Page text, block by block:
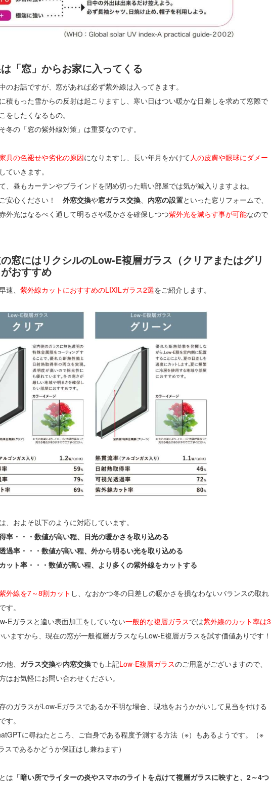
「窓」からお家に入ってくる
のお話ですが、窓があれば必ず紫外線は入ってきます。
積もった雪からの反射は起こりますし、寒い日はつい暖かな日差しを求めて窓際で
をしたくなるもの。
冬の「窓の紫外線対策」は重要なのです。
具の色褪せや劣化の原因になりますし、長い年月をかけて 人の皮膚や眼球にダメー
ていきます。
、昼もカーテンやブラインドを閉め切った暗い部屋では気が滅入りますよね。
安心ください！ 外窓交換や窓ガラス交換 内窓の設置といった窓リフォームで、
外光はなるべく通して明るさや暖かさを確保しつつ紫外光を減らす事が可能なので
窓にはリクシルのLow-E複層ガラス（クリアまたはグリ
おすすめ
速、 紫外線カットにおすすめのLIXILガラス2選をご紹介します。
、およそ以下のように対応しています。
率・・・数値が高い程、日光の暖かさを取り込める
過率・・・数値が高い程、外から明るい光を取り込める
ット率・・・数値が高い程、より多くの紫外線をカットする
外線を7～8割カット し、なおかつ冬の日差しの暖かさを損なわないバランスの取れ
す。
Eガラスと違い表面加工をしていない一般的な複層ガラスでは紫外線のカット率は3
いますから、現在の窓が一般複層ガラスならLow-E複層ガラスを試す価値ありです！
他、 ガラス交換や内窓交換でも上記Low-E複層ガラスのご用意がございますので、
はお気軽にお問い合わせください。
のガラスがLow-Eガラスであるか不明な場合、現地をおうかがいして見当を付ける
す。
に尋ねたところ、ご自身である程度予測する方法（※）もあるようです。（※
スであるかどうか保証はし兼ねます）
は 「暗い所でライターの炎やスマホのライトを点けて複層ガラスに映すと、2～4つ